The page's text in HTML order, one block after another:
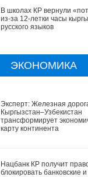
В школах КР вернули
из-за 12-летки часы
русского языков
ЭКОНОМИКА
Эксперт: Железная
Кыргызстан–Узбекистан
трансформирует
карту континента
Нацбанк КР получит
блокировать банковские